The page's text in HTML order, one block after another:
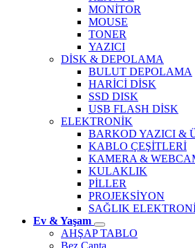
MONİTOR
MOUSE
TONER
YAZICI
DİSK & DEPOLAMA
BULUT DEPOLAMA
HARİCİ DİSK
SSD DISK
USB FLASH DİSK
ELEKTRONİK
BARKOD YAZICI &
KABLO ÇEŞİTLERİ
KAMERA &
KULAKLIK
PİLLER
PROJEKSİYON
SAĞLIK
Ev & Yaşam
AHŞAP TABLO
Bez Çanta